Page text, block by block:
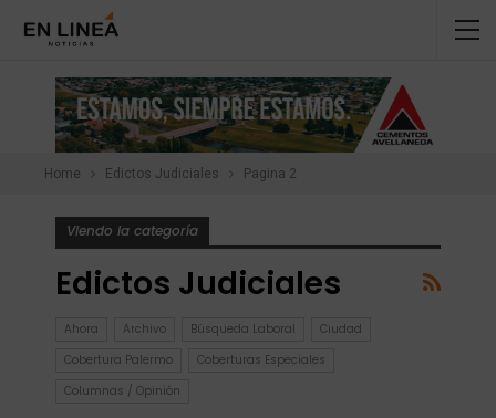
Home Edictos Judiciales Pagina 2
Viendo la categoría
Edictos Judiciales
Ahora Archivo Búsqueda Laboral
Ciudad
Cobertura Palermo
Coberturas Especiales
Columnas / Opinión